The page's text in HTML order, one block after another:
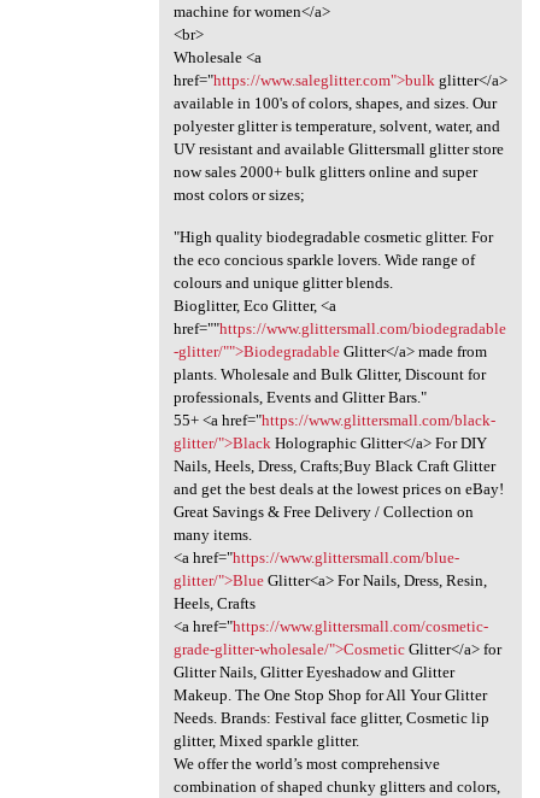
machine for women</a>
<br>
Wholesale <a
href="https://www.saleglitter.com">bulkglitter</a>
available in 100's of colors, shapes, and sizes. Our
polyester glitter is temperature, solvent, water, and
UV resistant and available Glittersmall glitter store
now sales 2000+ bulk glitters online and super
most colors or sizes;
"High quality biodegradable cosmetic glitter. For
the eco concious sparkle lovers. Wide range of
colours and unique glitter blends.
Bioglitter, Eco Glitter, <a
href=""https://www.glittersmall.com/biodegradable
-glitter/"">BiodegradableGlitter</a> made from
plants. Wholesale and Bulk Glitter, Discount for
professionals, Events and Glitter Bars."
55+ <a href="https://www.glittersmall.com/black-
glitter/">Black Holographic Glitter</a> For DIY
Nails, Heels, Dress, Crafts;Buy Black Craft Glitter
and get the best deals at the lowest prices on eBay!
Great Savings & Free Delivery / Collection on
many items.
<a href="https://www.glittersmall.com/blue-
glitter/">BlueGlitter<a> For Nails, Dress, Resin,
Heels, Crafts
<a href="https://www.glittersmall.com/cosmetic-
grade-glitter-wholesale/">CosmeticGlitter</a> for
Glitter Nails, Glitter Eyeshadow and Glitter
Makeup. The One Stop Shop for All Your Glitter
Needs. Brands: Festival face glitter, Cosmetic lip
glitter, Mixed sparkle glitter.
We offer the world’s most comprehensive
combination of shaped chunky glitters and colors,